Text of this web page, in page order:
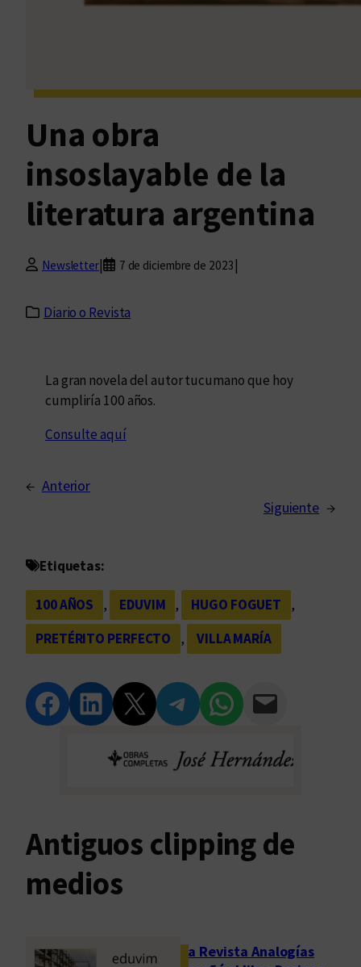
Una obra
insoslayable de la
literatura argentina
Newsletter| 7 de diciembre de 2023 |
Diario o Revista
La gran novela del autor tucumano que hoy
cumpliría 100 años.
Consulte aquí
← Anterior
Siguiente →
Etiquetas:
100 AÑOS , EDUVIM , HUGO FOGUET
,
PRETÉRITO PERFECTO
, VILLA MARÍA
Compartir en Facebook Compartir en LinkedIn Compartir en Twitter Compartir en Telegram Compartir en WhatsApp Compartir vía Email
Antiguos clipping de
medios
La Revista Analogías